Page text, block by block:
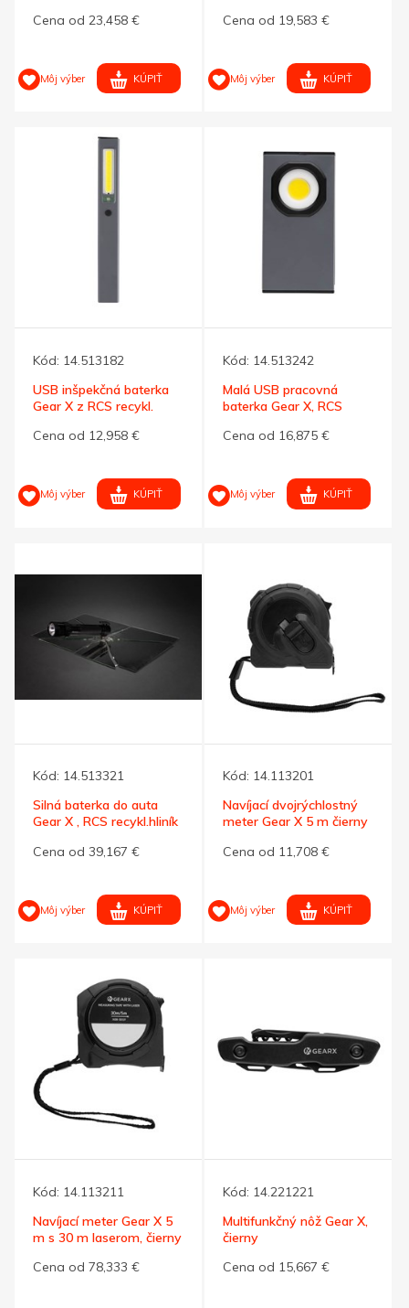
Cena od 23,458 €
Môj výber KÚPIŤ
Cena od 19,583 €
Môj výber KÚPIŤ
Kód: 14.513182
USB inšpekčná baterka
Gear X z RCS recykl.
Cena od 12,958 €
Môj výber KÚPIŤ
Kód: 14.513242
Malá USB pracovná
baterka Gear X, RCS
Cena od 16,875 €
Môj výber KÚPIŤ
Kód: 14.513321
Silná baterka do auta
Gear X , RCS recykl.hliník
Cena od 39,167 €
Môj výber KÚPIŤ
Kód: 14.113201
Navíjací dvojrýchlostný
meter Gear X 5 m čierny
Cena od 11,708 €
Môj výber KÚPIŤ
Kód: 14.113211
Navíjací meter Gear X 5
m s 30 m laserom, čierny
Cena od 78,333 €
Kód: 14.221221
Multifunkčný nôž Gear X,
čierny
Cena od 15,667 €